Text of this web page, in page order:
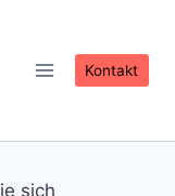
Kontakt